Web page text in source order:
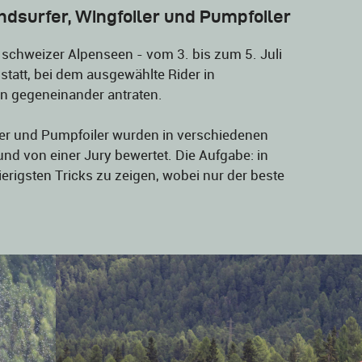
Wingfoiler und Pumpfoiler
Alpenseen - vom 3. bis zum 5. Juli
bei dem ausgewählte Rider in
gegeneinander antraten.
und Pumpfoiler wurden in verschiedenen
von einer Jury bewertet. Die Aufgabe: in
Tricks zu zeigen, wobei nur der beste